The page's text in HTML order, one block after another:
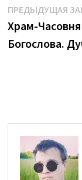
по
записям
ПРЕДЫДУЩАЯ
Храм-
Богослова.